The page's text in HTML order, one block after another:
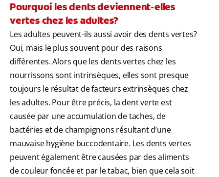
Pourquoi les dents deviennent-elles
vertes chez les adultes?
Les adultes peuvent-ils aussi avoir des dents vertes?
Oui, mais le plus souvent pour des raisons
différentes. Alors que les dents vertes chez les
nourrissons sont intrinsèques, elles sont presque
toujours le résultat de facteurs extrinsèques chez
les adultes. Pour être précis, la dent verte est
causée par une accumulation de taches, de
bactéries et de champignons résultant d’une
mauvaise hygiène buccodentaire. Les dents vertes
peuvent également être causées par des aliments
de couleur foncée et par le tabac, bien que cela soit